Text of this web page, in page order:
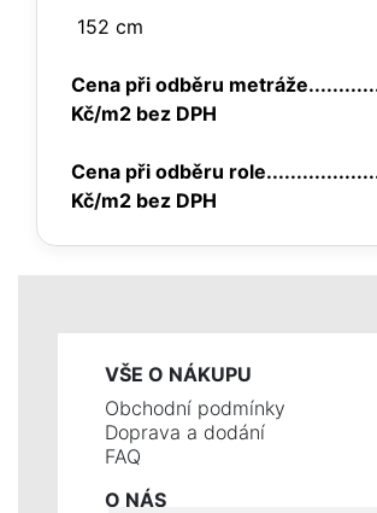
152 cm
Cena při odběru
Kč/m2 bez DPH
Cena při odběru
Kč/m2 bez DPH
VŠE O NÁKUPU
Obchodní podmínky
Doprava a dodání
FAQ
O NÁS